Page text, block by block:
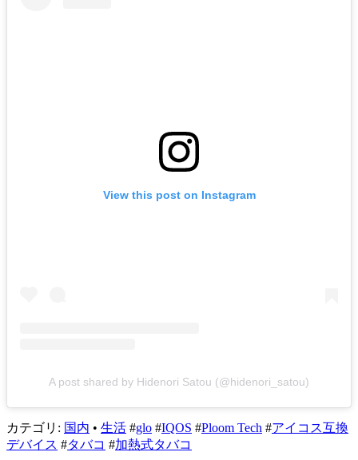
View this post on Instagram
A post shared by Hidenori Satou (@hidenori_satou)
カテゴリ: 国内 • 生活 #glo #IQOS #Ploom Tech #アイコス互換
デバイス #タバコ #加熱式タバコ